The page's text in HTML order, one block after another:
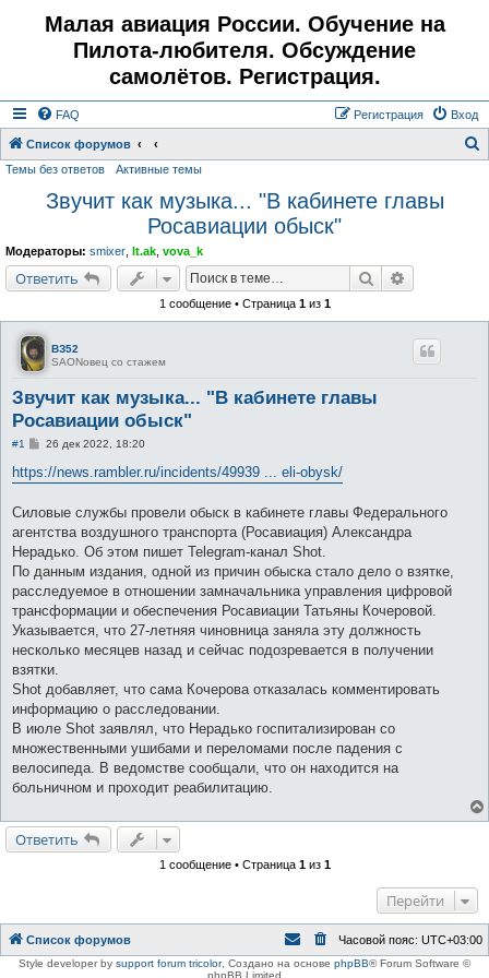
Малая авиация России. Обучение на
Пилота-любителя. Обсуждение
самолётов. Регистрация.
FAQ Вход
Регистрация
Список форумов
Темы без ответов Активные темы
Звучит как музыка... "В кабинете главы
Росавиации обыск"
Модераторы: smixer lt.ak vova_k
Ответить Поиск
1 сообщение • Страница 1из 1
ВЗ52
SAONовец со стажем
Звучит как музыка... "В кабинете главы
Росавиации обыск"
#1
С
о
б
е
н
и
е
26 дек 2022, 18:20
https://news.rambler.ru/incidents/49939 ... eli-obysk/
Силовые службы провели обыск в кабинете главы Федерального
агентства воздушного транспорта (Росавиация) Александра
Нерадько. Об этом пишет Telegram-канал Shot.
По данным издания, одной из причин обыска стало дело о взятке,
расследуемое в отношении замначальника управления цифровой
трансформации и обеспечения Росавиации Татьяны Кочеровой.
Указывается, что 27-летняя чиновница заняла эту должность
несколько месяцев назад и сейчас подозревается в получении
взятки.
Shot добавляет, что сама Кочерова отказалась комментировать
информацию о расследовании.
В июле Shot заявлял, что Нерадько госпитализирован со
множественными ушибами и переломами после падения с
велосипеда. В ведомстве сообщали, что он находится на
больничном и проходит реабилитацию.
Ответить
1 сообщение • Страница 1из 1
Перейти
Список форумов Часовой пояс: UTC+03:00
Style developer by support forum tricolor, Создано на основе phpBB® Forum Software ©
phpBB Limited